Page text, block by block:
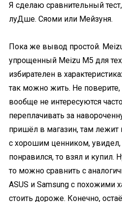
Я сделаю сравнительный
луДше. Сяоми или Мейзуня.
Пока же вывод простой.
упрощенный Meizu M5 для
избирателен в
так можно жить. Не
вообще не интересуются
переплачивать за
пришёл в магазин, там
с хорошим ценником, увидел,
понравился, то взял и
то можно сравнить с
ASUS и Samsung с похожими
стоить дороже. Конечно,